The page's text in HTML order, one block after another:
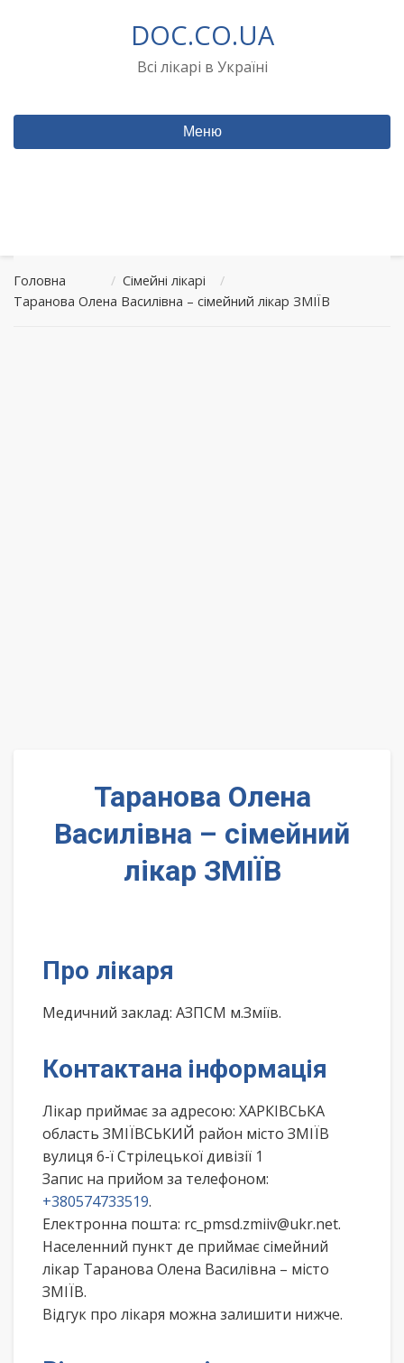
DOC.CO.UA
Всі лікарі в Україні
Меню
Головна / Сімейні лікарі
/
Таранова Олена Василівна – сімейний лікар ЗМІЇВ
Таранова Олена
Василівна – сімейний
лікар ЗМІЇВ
Про лікаря
Медичний заклад: АЗПСМ м.Зміїв.
Контактана інформація
Лікар приймає за адресою: ХАРКІВСЬКА
область ЗМІЇВСЬКИЙ район місто ЗМІЇВ
вулиця 6-ї Стрілецької дивізії 1
Запис на прийом за телефоном:
+380574733519.
Електронна пошта: rc_pmsd.zmiiv@ukr.net.
Населенний пункт де приймає сімейний
лікар Таранова Олена Василівна – місто
ЗМІЇВ.
Відгук про лікаря можна залишити нижче.